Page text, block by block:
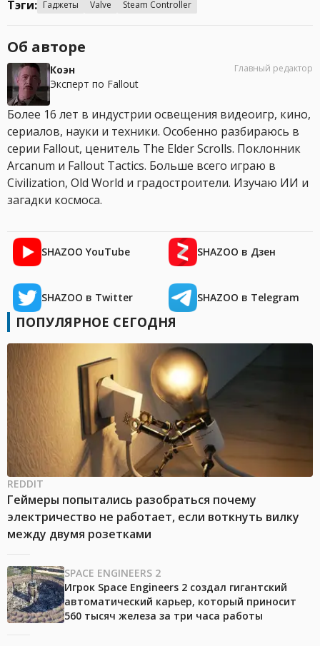
Тэги: Гаджеты Valve Steam Controller
Об авторе
Коэн
Эксперт по Fallout
Главный редактор
Более 16 лет в индустрии освещения видеоигр, кино,
сериалов, науки и техники. Особенно разбираюсь в
серии Fallout, ценитель The Elder Scrolls. Поклонник
Arcanum и Fallout Tactics. Больше всего играю в
Civilization, Old World и градостроители. Изучаю ИИ и
загадки космоса.
SHAZOO YouTube SHAZOO в Дзен
SHAZOO в Twitter SHAZOO в Telegram
ПОПУЛЯРНОЕ СЕГОДНЯ
REDDIT
Геймеры попытались разобраться почему
электричество не работает, если воткнуть вилку
между двумя розетками
SPACE ENGINEERS 2
Игрок Space Engineers 2 создал гигантский
автоматический карьер, который приносит
560 тысяч железа за три часа работы